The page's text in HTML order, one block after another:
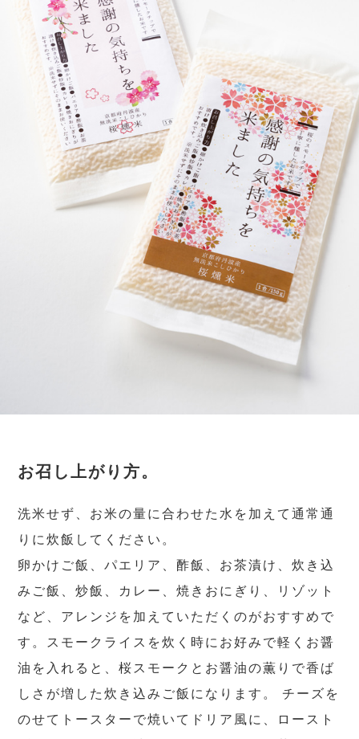
お召し上がり方。
洗米せず、お米の量に合わせた水を加えて通常通
りに炊飯してください。
卵かけご飯、パエリア、酢飯、お茶漬け、炊き込
みご飯、炒飯、カレー、焼きおにぎり、リゾット
など、アレンジを加えていただくのがおすすめで
す。スモークライスを炊く時にお好みで軽くお醤
油を入れると、桜スモークとお醤油の薫りで香ば
しさが増した炊き込みご飯になります。 チーズを
のせてトースターで焼いてドリア風に、ロースト